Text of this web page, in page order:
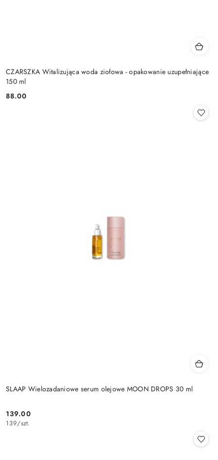
CZARSZKA Witalizująca woda ziołowa - opakowanie uzupełniające
150 ml
Cena:
88.00
SLAAP Wielozadaniowe serum olejowe MOON DROPS 30 ml
Cena:
139.00
139/szt.